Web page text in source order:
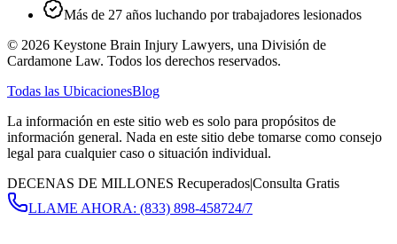
Más de 27 años luchando por trabajadores lesionados
© 2026 Keystone Brain Injury Lawyers, una División de
Cardamone Law. Todos los derechos reservados.
Todas las UbicacionesBlog
La información en este sitio web es solo para propósitos de
información general. Nada en este sitio debe tomarse como consejo
legal para cualquier caso o situación individual.
DECENAS DE MILLONES Recuperados|Consulta Gratis
LLAME AHORA: (833) 898-458724/7